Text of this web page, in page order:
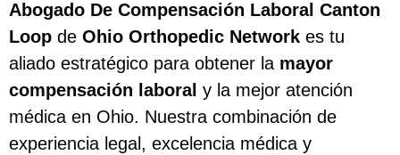
Abogado De Compensación Laboral Canton
Loop de Ohio Orthopedic Network es tu
aliado estratégico para obtener la mayor
compensación laboral y la mejor atención
médica en Ohio. Nuestra combinación de
experiencia legal, excelencia médica y